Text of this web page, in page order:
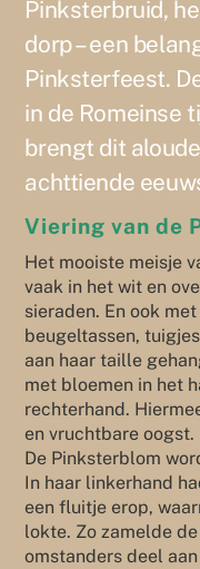
Pinksterbruid,
dorp – een
Pinksterfeest.
in de Romeinse
brengt dit
achttiende
Viering van de
Het mooiste meisje
vaak in het wit en
sieraden. En ook
beugeltassen,
aan haar taille
met bloemen in het
rechterhand.
en vruchtbare oogst.
De Pinksterblom
In haar linkerhand
een fluitje erop,
lokte. Zo zamelde
omstanders deel